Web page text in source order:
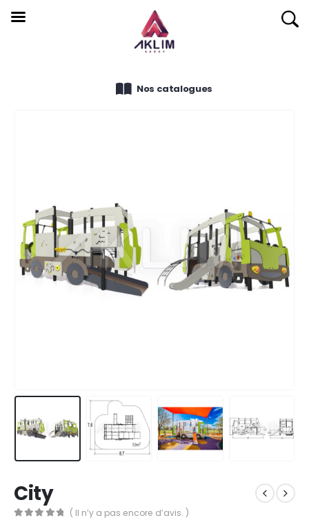
Nos catalogues
City
( Il n’y a pas encore d’avis. )